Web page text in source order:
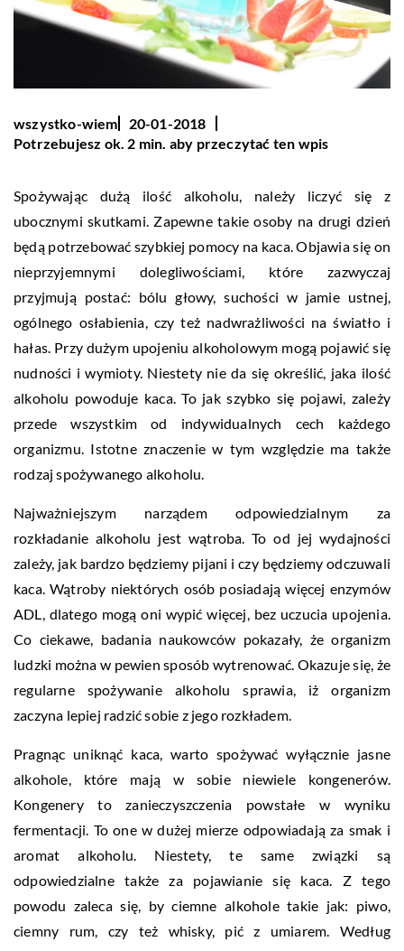
wszystko-wiem
20-01-2018
Potrzebujesz ok. 2 min. aby przeczytać ten wpis
Spożywając dużą ilość alkoholu, należy liczyć się z
ubocznymi skutkami. Zapewne takie osoby na drugi dzień
będą potrzebować szybkiej pomocy na kaca. Objawia się on
nieprzyjemnymi dolegliwościami, które zazwyczaj
przyjmują postać: bólu głowy, suchości w jamie ustnej,
ogólnego osłabienia, czy też nadwrażliwości na światło i
hałas. Przy dużym upojeniu alkoholowym mogą pojawić się
nudności i wymioty. Niestety nie da się określić, jaka ilość
alkoholu powoduje kaca. To jak szybko się pojawi, zależy
przede wszystkim od indywidualnych cech każdego
organizmu. Istotne znaczenie w tym względzie ma także
rodzaj spożywanego alkoholu.
Najważniejszym narządem odpowiedzialnym za
rozkładanie alkoholu jest wątroba. To od jej wydajności
zależy, jak bardzo będziemy pijani i czy będziemy odczuwali
kaca. Wątroby niektórych osób posiadają więcej enzymów
ADL, dlatego mogą oni wypić więcej, bez uczucia upojenia.
Co ciekawe, badania naukowców pokazały, że organizm
ludzki można w pewien sposób wytrenować. Okazuje się, że
regularne spożywanie alkoholu sprawia, iż organizm
zaczyna lepiej radzić sobie z jego rozkładem.
Pragnąc uniknąć kaca, warto spożywać wyłącznie jasne
alkohole, które mają w sobie niewiele kongenerów.
Kongenery to zanieczyszczenia powstałe w wyniku
fermentacji. To one w dużej mierze odpowiadają za smak i
aromat alkoholu. Niestety, te same związki są
odpowiedzialne także za pojawianie się kaca. Z tego
powodu zaleca się, by ciemne alkohole takie jak: piwo,
ciemny rum, czy też whisky, pić z umiarem. Według